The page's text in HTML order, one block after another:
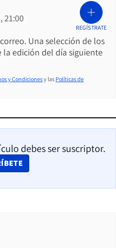
21:00
Una selección de los
edición del día siguiente
REGÍSTRATE
y Condicionesy las Políticas de
debes ser suscriptor.
NEW WINDOW